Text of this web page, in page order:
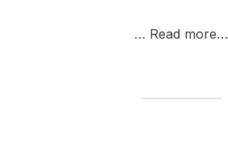
… Read more…